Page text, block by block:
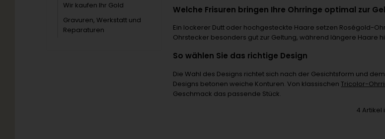
Wir kaufen Ihr Gold
Gravuren, Werkstatt und
Reparaturen
Welche Frisuren bringen Ihre Ohrringe optimal zur
Ein lockerer Dutt oder hochgesteckte Haare setzen Roségold-
Ohrstecker besonders gut zur Geltung, während längere Haare
So wählen Sie das richtige Design
Die Wahl des Designs richtet sich nach der Gesichtsform und
Designs betonen weiche Konturen. Von klassischenTricolor-
Geschmack das passende Stück.
4 Artikel